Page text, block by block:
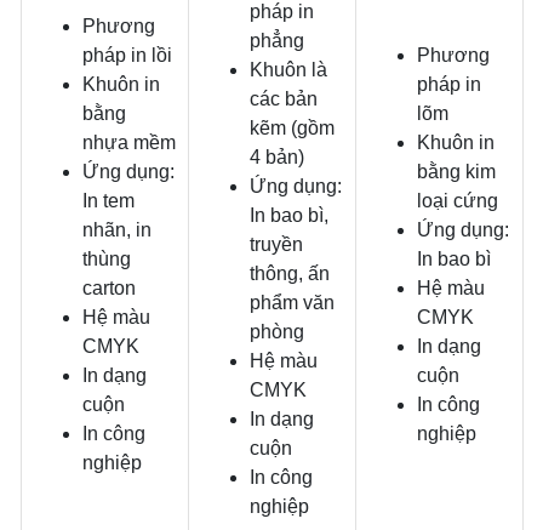
Phương
pháp in lồi
Khuôn in
bằng
nhựa mềm
Ứng dụng:
In tem
nhãn, in
thùng
carton
Hệ màu
CMYK
In dạng
cuộn
In công
nghiệp
pháp in
phẳng
Khuôn là
các bản
kẽm (gồm
4 bản)
Ứng dụng:
In bao bì,
truyền
thông, ấn
phẩm văn
phòng
Hệ màu
CMYK
In dạng
cuộn
In công
nghiệp
Phương
pháp in
lõm
Khuôn in
bằng kim
loại cứng
Ứng dụng:
In bao bì
Hệ màu
CMYK
In dạng
cuộn
In công
nghiệp